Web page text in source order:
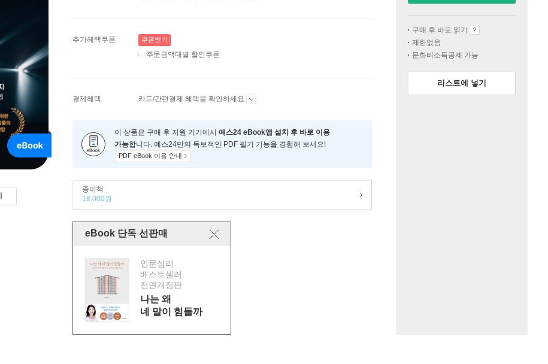
추가혜택쿠폰 쿠폰받기
주문금액대별 할인쿠폰
결제혜택 카드/간편결제 혜택을 확인하세요
이 상품은 구매 후 지원 기기에서 예스24 eBook앱 설치 후 바로 이용
가능합니다. 예스24만의 독보적인 PDF 필기 기능을 경험해 보세요!
PDF eBook 이용 안내
종이책
18,000원
eBook 단독 선판매
인문심리
베스트셀러
전면개정판
나는 왜
네 말이 힘들까
구매 후 바로 읽기
제한없음
문화비소득공제 가능
리스트에 넣기